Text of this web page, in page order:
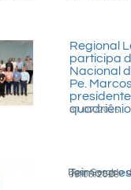
Regional
participa
Nacional
Pe.
31/07/2026
Teimosa
Dom Geraldo
05/08/2026